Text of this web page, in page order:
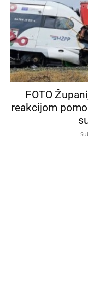
FOTO
reakcijom